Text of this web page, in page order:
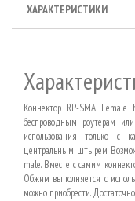
ХАРАКТЕРИСТИКИ
Коннектор RP-SMA
беспроводным роутерам
использования только с
центральным штырем.
male. Вместе с самим
Обжим выполняется с
можно приобрести.